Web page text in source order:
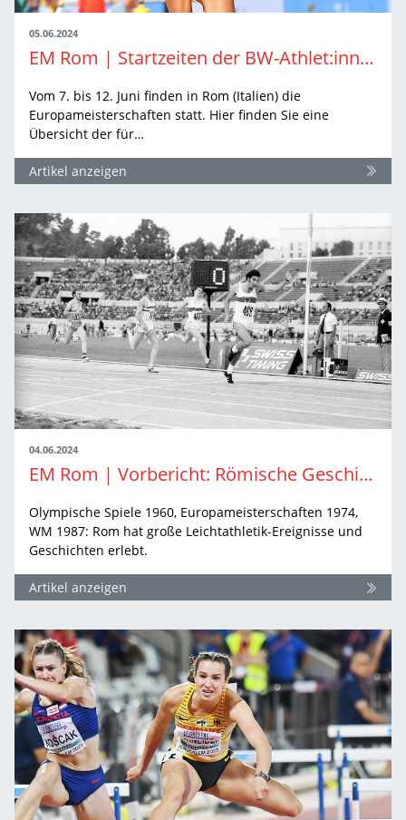
05.06.2024
EM Rom | Startzeiten der BW-Athlet:innen
Vom 7. bis 12. Juni finden in Rom (Italien) die
Europameisterschaften statt. Hier finden Sie eine
Übersicht der für…
Artikel anzeigen
04.06.2024
EM Rom | Vorbericht: Römische Geschichten
Olympische Spiele 1960, Europameisterschaften 1974,
WM 1987: Rom hat große Leichtathletik-Ereignisse und
Geschichten erlebt.
Artikel anzeigen